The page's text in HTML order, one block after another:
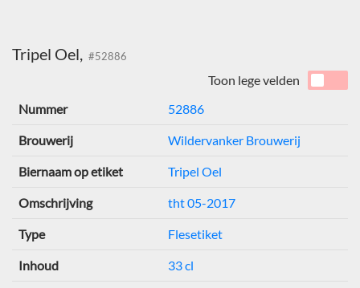
Tripel Oel, #52886
Toon lege velden
Nummer
52886
Brouwerij Wildervanker Brouwerij
Biernaam op etiket Tripel Oel
Omschrijving tht 05-2017
Type Flesetiket
Inhoud 33 cl